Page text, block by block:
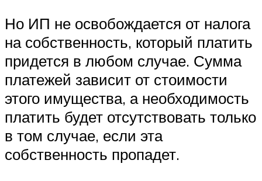
Но ИП не освобождается от налога
на собственность, который платить
придется в любом случае. Сумма
платежей зависит от стоимости
этого имущества, а необходимость
платить будет отсутствовать только
в том случае, если эта
собственность пропадет.